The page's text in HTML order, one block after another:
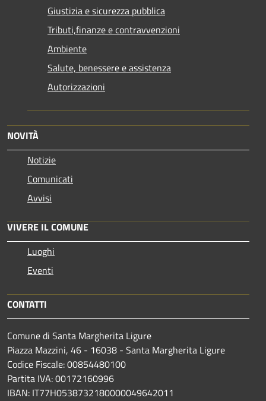
Giustizia e sicurezza pubblica
Tributi,finanze e contravvenzioni
Ambiente
Salute, benessere e assistenza
Autorizzazioni
NOVITÀ
Notizie
Comunicati
Avvisi
VIVERE IL COMUNE
Luoghi
Eventi
CONTATTI
Comune di Santa Margherita Ligure
Piazza Mazzini, 46 - 16038 - Santa Margherita Ligure
Codice Fiscale: 00854480100
Partita IVA: 00172160996
IBAN: IT77H0538732180000049642011